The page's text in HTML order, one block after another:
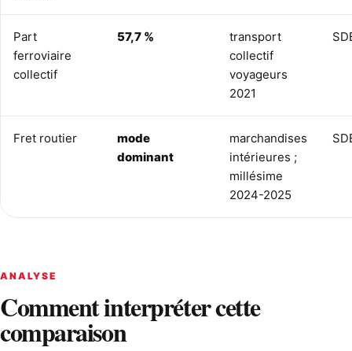
Part
ferroviaire
collectif
57,7 %
transport
collectif
voyageurs
2021
Fret routier
mode
dominant
marchandises
intérieures ;
millésime
2024-2025
ANALYSE
Comment interpréter cette
comparaison